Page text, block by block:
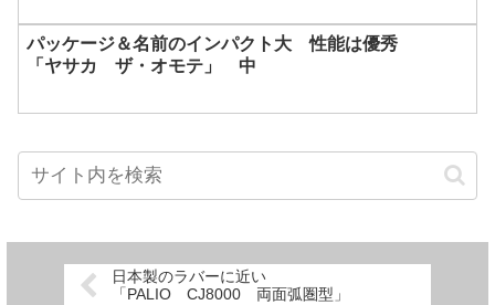
パッケージ＆名前のインパクト大 性能は優秀
「ヤサカ ザ・オモテ」 中
日本製のラバーに近い
「PALIO CJ8000 両面弧圏型」